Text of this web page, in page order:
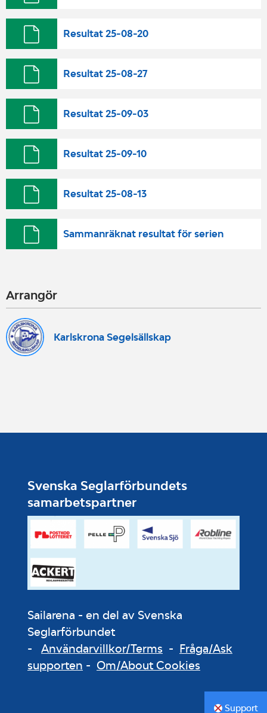
Resultat 25-08-20
Resultat 25-08-27
Resultat 25-09-03
Resultat 25-09-10
Resultat 25-08-13
Sammanräknat resultat för serien
Arrangör
Karlskrona Segelsällskap
Svenska Seglarförbundets
samarbetspartner
Sailarena - en del av Svenska
Seglarförbundet
- Användarvillkor/Terms - Fråga/Ask
supporten - Om/About Cookies
Support